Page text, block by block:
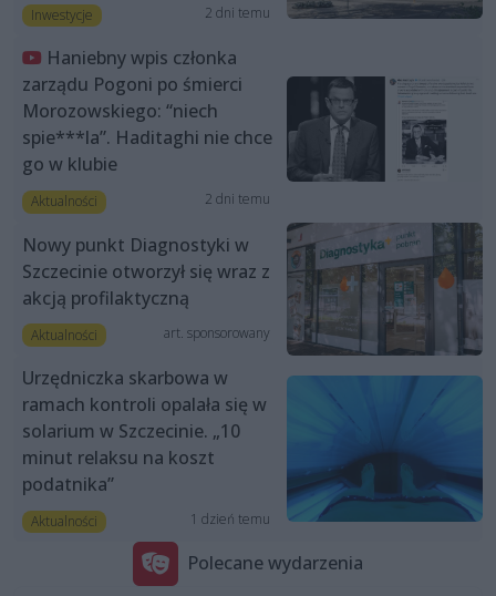
Inwestycje 2 dni temu
Haniebny wpis członka
zarządu Pogoni po śmierci
Morozowskiego: “niech
spie***la”. Haditaghi nie chce
go w klubie
Aktualności 2 dni temu
Nowy punkt Diagnostyki w
Szczecinie otworzył się wraz z
akcją profilaktyczną
Aktualności art. sponsorowany
Urzędniczka skarbowa w
ramach kontroli opalała się w
solarium w Szczecinie. „10
minut relaksu na koszt
podatnika”
Aktualności 1 dzień temu
Polecane wydarzenia